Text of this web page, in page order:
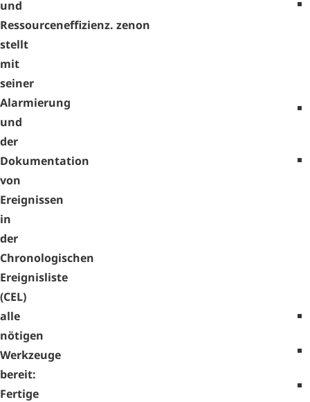
und
Ressourceneffizienz. zenon
stellt
mit
seiner
Alarmierung
und
der
Dokumentation
von
Ereignissen
in
der
Chronologischen
Ereignisliste
(CEL)
alle
nötigen
Werkzeuge
bereit:
Fertige